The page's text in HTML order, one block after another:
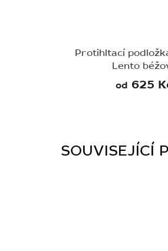
SOUVISEJÍCÍ
Protihltací
Lento
od 625